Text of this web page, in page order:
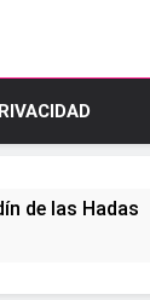
de las Hadas